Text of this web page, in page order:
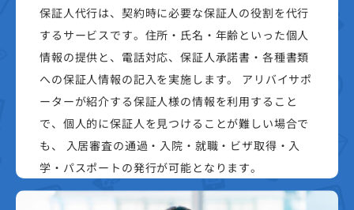
保証人代行は、契約時に必要な保証人の役割を代行
するサービスです。住所・氏名・年齢といった個人
情報の提供と、電話対応、保証人承諾書・各種書類
への保証人情報の記入を実施します。 アリバイサポ
ーターが紹介する保証人様の情報を利用すること
で、個人的に保証人を見つけることが難しい場合で
も、 入居審査の通過・入院・就職・ビザ取得・入
学・パスポートの発行が可能となります。